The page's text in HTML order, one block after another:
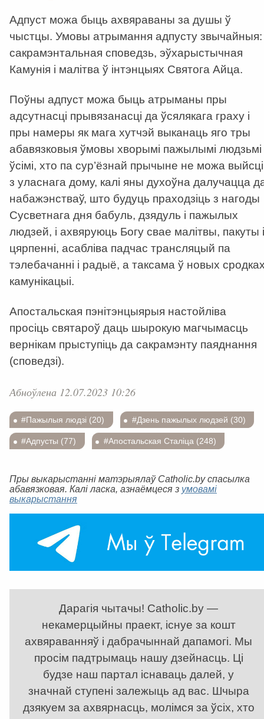
Адпуст можа быць ахвяраваны за душы ў
чыстцы. Умовы атрымання адпусту звычайныя:
сакрамэнтальная споведзь, эўхарыстычная
Камунія і малітва ў інтэнцыях Святога Айца.
Поўны адпуст можа быць атрыманы пры
адсутнасці прывязанасці да ўсялякага граху і
пры намеры як мага хутчэй выканаць яго тры
абавязковыя ўмовы хворымі пажылымі людзьмі
ўсімі, хто па сур’ёзнай прычыне не можа выйсці
з уласнага дому, калі яны духоўна далучацца
набажэнстваў, што будуць праходзіць з нагоды
Сусветнага дня бабуль, дзядуль і пажылых
людзей, і ахвяруюць Богу свае малітвы, пакуты і
цярпенні, асабліва падчас трансляцый па
тэлебачанні і радыё, а таксама ў новых
камунікацыі.
Апостальская пэнітэнцыярыя настойліва
просіць святароў даць шырокую магчымасць
вернікам прыступіць да сакрамэнту паяднання
(споведзі).
Абноўлена 12.07.2023 10:26
#Пажылыя людзі (20) #Дзень пажылых людзей (30)
#Адпусты (77) #Апостальская Сталіца (248)
Пры выкарыстанні матэрыялаў Catholic.by спасылка
абавязковая. Калі ласка, азнаёмцеся з умовамі
выкарыстання
Дарагія чытачы! Catholic.by —
некамерцыйны праект, існуе за кошт
ахвяраванняў і дабрачыннай дапамогі. Мы
просім падтрымаць нашу дзейнасць. Ці
будзе наш партал існаваць далей, у
значнай ступені залежыць ад вас. Шчыра
дзякуем за ахвярнасць, молімся за ўсіх, хто